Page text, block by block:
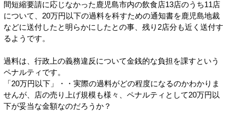
間短縮要請に応じなかった鹿児島市内の飲食店13店のうち11店
について、20万円以下の過料を科すための通知書を鹿児島地裁
などに送付したと明らかにしたとの事、残り2店分も近く送付す
るようです。
過料は、行政上の義務違反について金銭的な負担を課すという
ペナルティです。
「20万円以下」・・実際の過料がどの程度になるのかわかりま
せんが、店の売り上げ規模も様々、ペナルティとして20万円以
下が妥当な金額なのだろうか？